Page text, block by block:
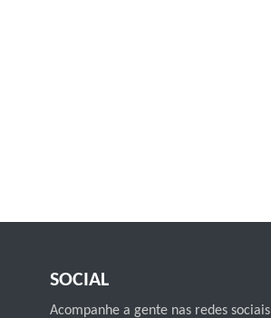
SOCIAL
Acompanhe a gente nas redes sociais